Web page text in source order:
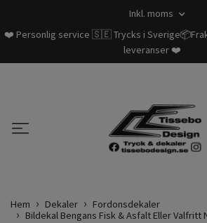
Inkl. moms
❤️ Personlig service 🇸🇪 Trycks i
leveranser ❤️
Hem Dekaler
Fordonsdekaler
Bildekal Bengans Fisk & Asfalt Eller Valfritt